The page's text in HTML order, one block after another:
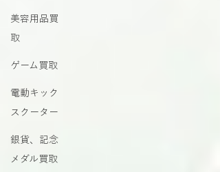
美容用品買
取
ゲーム買取
電動キック
スクーター
銀貨、記念
メダル買取